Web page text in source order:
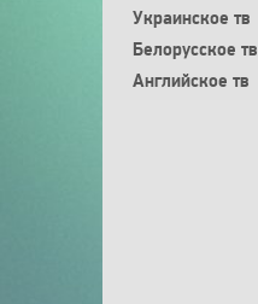
Украинское тв
Белорусское тв
Английское тв